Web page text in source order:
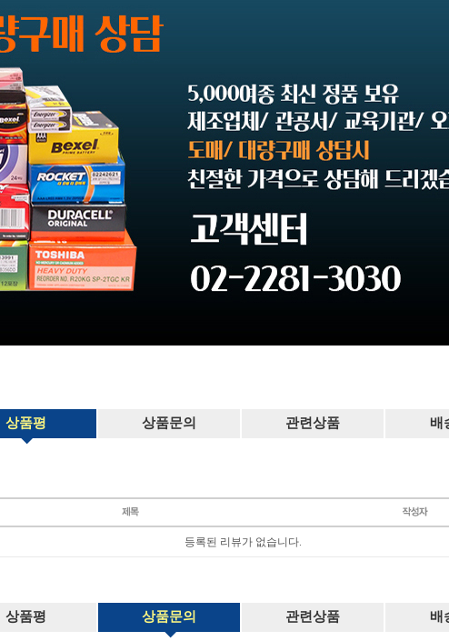
상품평 상품문의 관련상품 배
등록된 리뷰가 없습니다.
상품평 상품문의 관련상품 배